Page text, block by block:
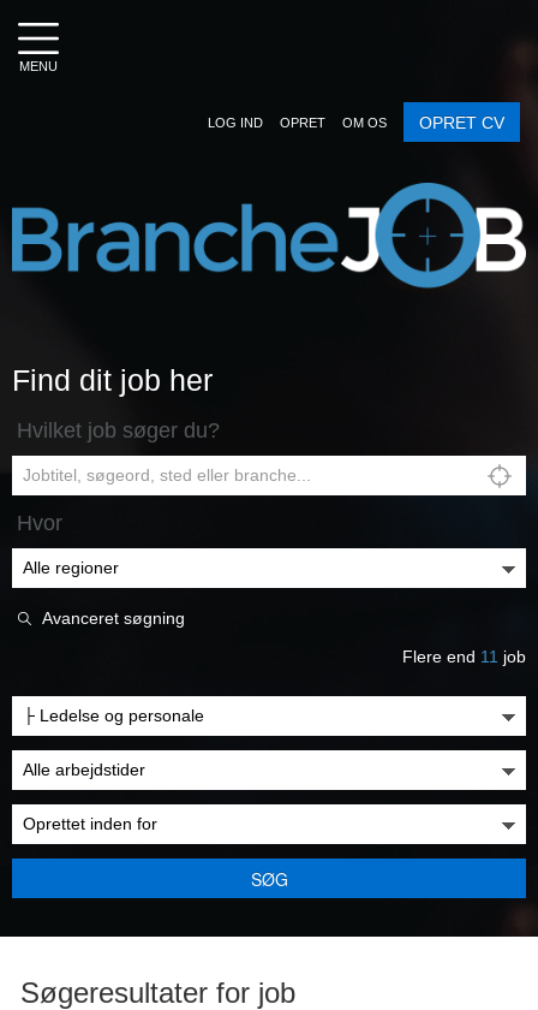
MENU
LOG IND OPRET OM OS OPRET CV
Find dit job her
Hvilket job søger du?
Hvor
Avanceret søgning
Flere end 11 job
SØG
Søgeresultater for job